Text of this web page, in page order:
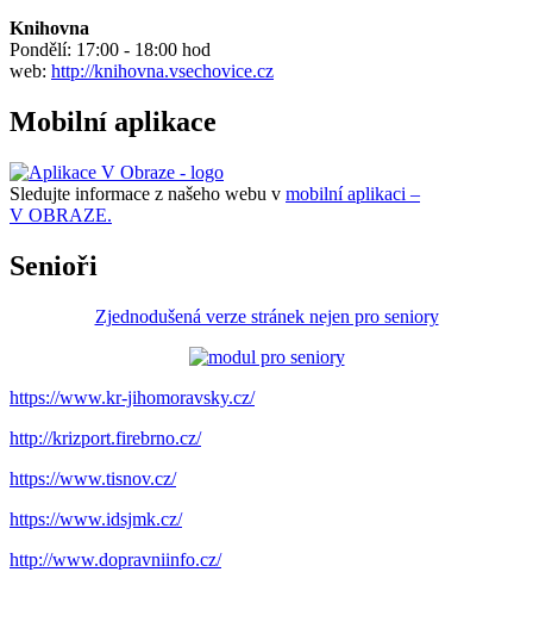
Knihovna
Pondělí: 17:00 - 18:00 hod
web: http://knihovna.vsechovice.cz
Mobilní aplikace
Sledujte informace z našeho webu v mobilní aplikaci –
V OBRAZE.
Senioři
Zjednodušená verze stránek nejen pro seniory
https://www.kr-jihomoravsky.cz/
http://krizport.firebrno.cz/
https://www.tisnov.cz/
https://www.idsjmk.cz/
http://www.dopravniinfo.cz/